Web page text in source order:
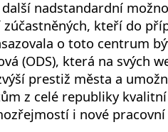
nadstandardní
kteří do
o toto centrum
(ODS), která na svých
prestiž města a
z celé republiky
i nové